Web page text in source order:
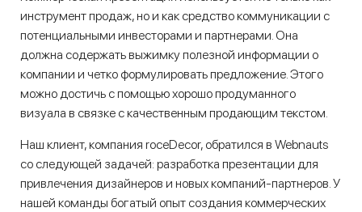
инструмент продаж, но и как средство коммуникации с
потенциальными инвесторами и партнерами. Она
должна содержать выжимку полезной информации о
компании и четко формулировать предложение. Этого
можно достичь с помощью хорошо продуманного
визуала в связке с качественным продающим текстом.
Наш клиент, компания roceDecor, обратился в Webnauts
со следующей задачей: разработка презентации для
привлечения дизайнеров и новых компаний-партнеров. У
нашей команды богатый опыт создания коммерческих